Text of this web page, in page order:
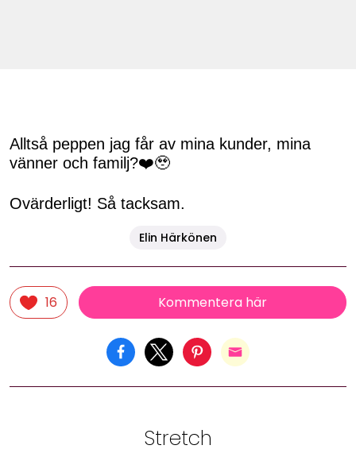
Alltså peppen jag får av mina kunder, mina
vänner och familj?❤️🥹
Ovärderligt! Så tacksam.
Elin Härkönen
16 Kommentera här
Stretch